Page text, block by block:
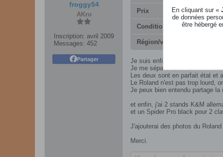
froggy54
AKro
Inscription: avril 2009
Messages: 452
Partager
Prix
Conditions de livraison
Région/ville
Je suis enfin passé aux VST sur
Je me sépare donc de mon
Les deux sont en parfait état et
Le Roland n'est pas trop lourd,
Je peux bien entendu partage
et enfin, j'ai 2 stands K&M
et un Spider Pro black pour 2
J'ajouterai des photos du
Merci.
En cliquant sur «
de données
être hébergé